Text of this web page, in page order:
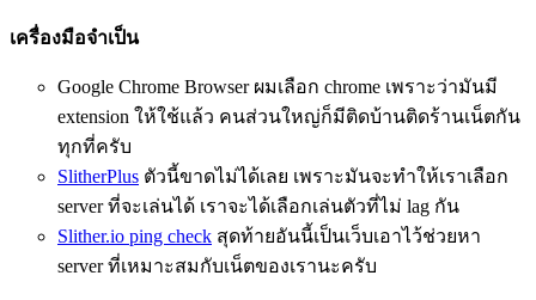
เครื่องมือจำเป็น
Google Chrome Browser ผมเลือก chrome เพราะว่ามันมี
extension ให้ใช้แล้ว คนส่วนใหญ่ก็มีติดบ้านติดร้านเน็ตกัน
ทุกที่ครับ
SlitherPlus ตัวนี้ขาดไม่ได้เลย เพราะมันจะทำให้เราเลือก
server ที่จะเล่นได้ เราจะได้เลือกเล่นตัวที่ไม่ lag กัน
Slither.io ping check สุดท้ายอันนี้เป็นเว็บเอาไว้ช่วยหา
server ที่เหมาะสมกับเน็ตของเรานะครับ